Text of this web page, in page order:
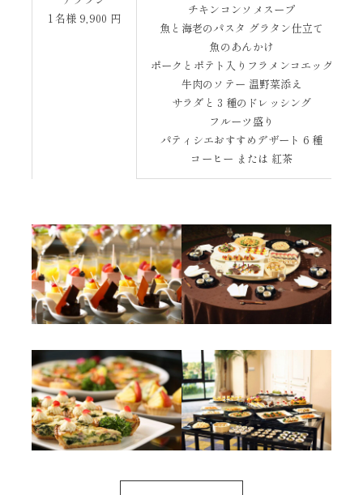
1 名様 9,900 円
チキンコンソメスープ
魚と海老のパスタ グラタン仕立て
魚のあんかけ
ポークとポテト入りフラメンコエッグ
牛肉のソテー 温野菜添え
サラダと 3 種のドレッシング
フルーツ盛り
パティシエおすすめデザート 6 種
コーヒー または 紅茶